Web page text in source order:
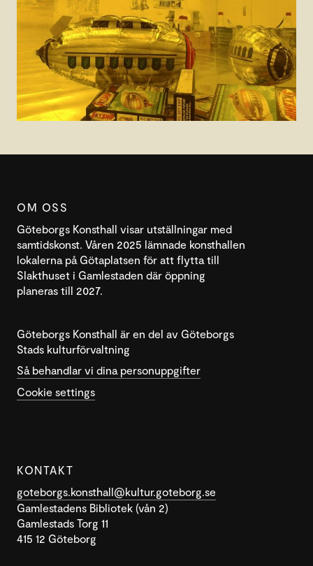
OM OSS
Göteborgs Konsthall visar utställningar med
samtidskonst. Våren 2025 lämnade konsthallen
lokalerna på Götaplatsen för att flytta till
Slakthuset i Gamlestaden där öppning
planeras till 2027.
Göteborgs Konsthall är en del av Göteborgs
Stads kulturförvaltning
Så behandlar vi dina personuppgifter
Cookie settings
KONTAKT
goteborgs.konsthall@kultur.goteborg.se
Gamlestadens Bibliotek (vån 2)
Gamlestads Torg 11
415 12 Göteborg